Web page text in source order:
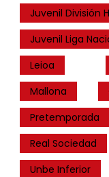
Juvenil División
Juvenil Liga
Leioa
Mallona
Pretemporada
Real Sociedad
Unbe Inferior